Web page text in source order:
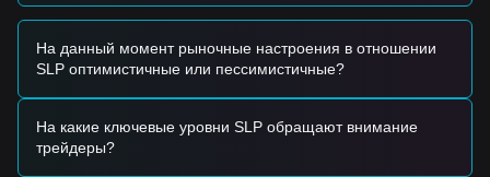
восстановиться после июньских минимумов.
•Инфляционное давление:поскольку это reward-токен
без фиксированного лимита, баланс между выпуском в
рамках геймплея (minting) и расходами на разведение
Торговые сигналы
С учетом текущей технической структуры и рыночного
На данный момент рыночные настроения в отношении
SLP оптимистичные или пессимистичные?
На какие ключевые уровни SLP обращают внимание
трейдеры?